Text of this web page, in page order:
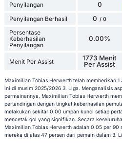
Penyilangan 0
Penyilangan Berhasil 0 / 0
Persentase
Keberhasilan
Penyilangan
0.00%
Menit Per Assist
1773 Menit
Per Assist
Maximilian Tobias Herwerth telah memberikan
ini di musim 2025/2026 3. Liga. Menganalisis
permainannya, Maximilian Tobias Herwerth
pertandingan dengan tingkat keberhasilan
melakukan sekitar 0.00 umpan kunci setiap
mencetak gol yang signifikan. Secara
Maximilian Tobias Herwerth adalah 0.05 per 90
mereka di atas 47 persen dari pemain dalam 3.